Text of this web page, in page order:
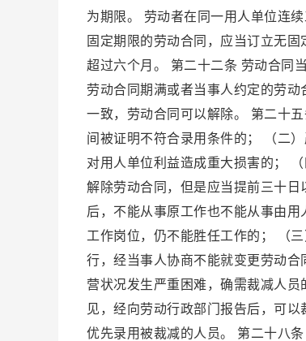
为期限。 劳动者在同一用人单位连
固定期限的劳动合同，应当订立无
超过六个月。 第二十二条 劳动合同
劳动合同期满或者当事人约定的劳
一致，劳动合同可以解除。 第二十
间被证明不符合录用条件的； （二
对用人单位利益造成重大损害的；
解除劳动合同，但是应当提前三十
后，不能从事原工作也不能从事由
工作岗位，仍不能胜任工作的； （
行，经当事人协商不能就变更劳动
营状况发生严重困难，确需裁减人
见，经向劳动行政部门报告后，可
优先录用被裁减的人员。 第二十八